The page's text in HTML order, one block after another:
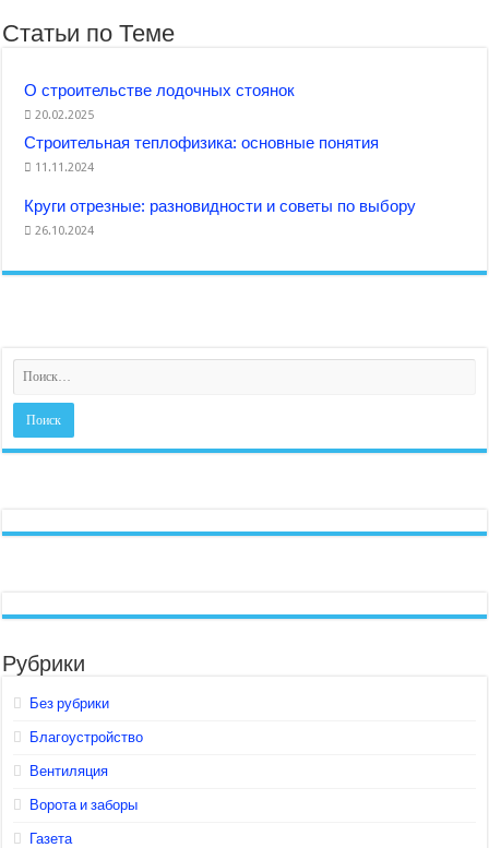
Статьи по Теме
О строительстве лодочных стоянок
20.02.2025
Строительная теплофизика: основные понятия
11.11.2024
Круги отрезные: разновидности и советы по выбору
26.10.2024
Рубрики
Без рубрики
Благоустройство
Вентиляция
Ворота и заборы
Газета